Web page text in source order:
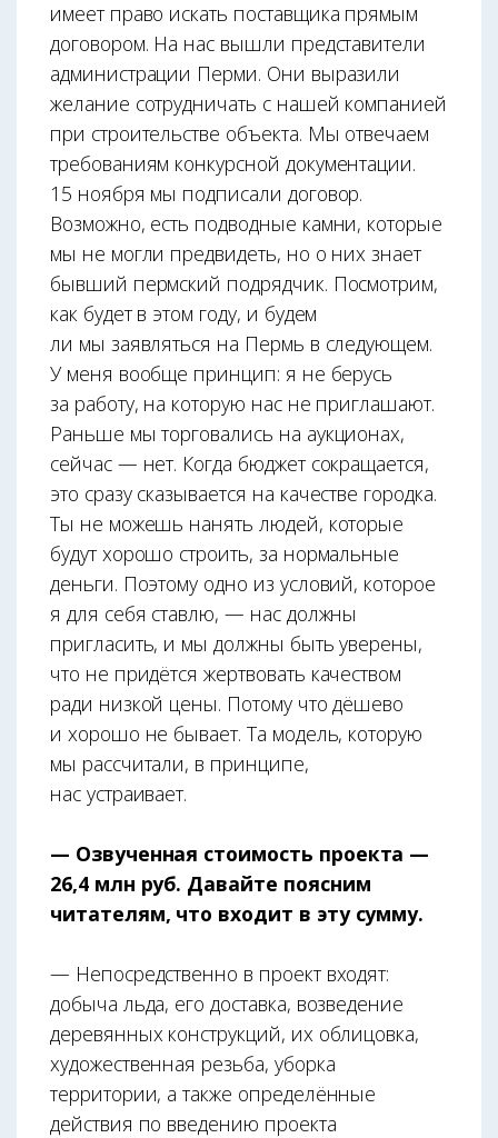
имеет право искать поставщика прямым
договором. На нас вышли представители
администрации Перми. Они выразили
желание сотрудничать с нашей компанией
при строительстве объекта. Мы отвечаем
требованиям конкурсной документации.
15 ноября мы подписали договор.
Возможно, есть подводные камни, которые
мы не могли предвидеть, но о них знает
бывший пермский подрядчик. Посмотрим,
как будет в этом году, и будем
ли мы заявляться на Пермь в следующем.
У меня вообще принцип: я не берусь
за работу, на которую нас не приглашают.
Раньше мы торговались на аукционах,
сейчас — нет. Когда бюджет сокращается,
это сразу сказывается на качестве городка.
Ты не можешь нанять людей, которые
будут хорошо строить, за нормальные
деньги. Поэтому одно из условий, которое
я для себя ставлю, — нас должны
пригласить, и мы должны быть уверены,
что не придётся жертвовать качеством
ради низкой цены. Потому что дёшево
и хорошо не бывает. Та модель, которую
мы рассчитали, в принципе,
нас устраивает.
— Озвученная стоимость проекта —
26,4 млн руб. Давайте поясним
читателям, что входит в эту сумму.
— Непосредственно в проект входят:
добыча льда, его доставка, возведение
деревянных конструкций, их облицовка,
художественная резьба, уборка
территории, а также определённые
действия по введению проекта